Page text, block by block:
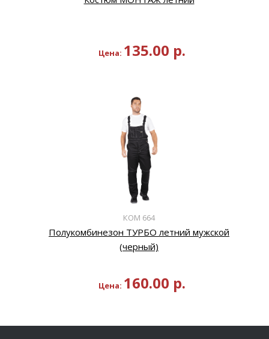
Цена: 135.00 р.
КОМ 664
Полукомбинезон ТУРБО летний мужской
(черный)
Цена: 160.00 р.